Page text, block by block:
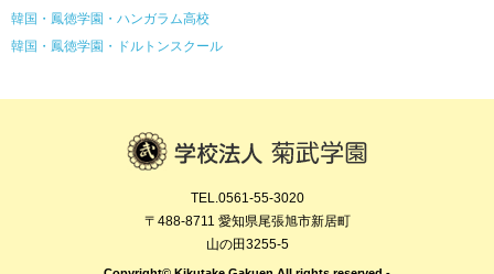
韓国・鳳徳学園・ハンガラム高校
韓国・鳳徳学園・ドルトンスクール
TEL.0561-55-3020
〒488-8711 愛知県尾張旭市新居町
山の田3255-5